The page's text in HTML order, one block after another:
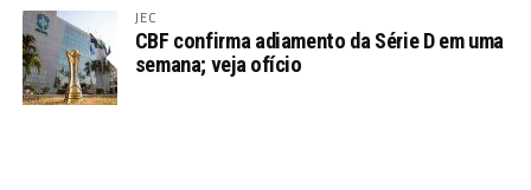
JEC
CBF confirma adiamento da Série D em uma
semana; veja ofício